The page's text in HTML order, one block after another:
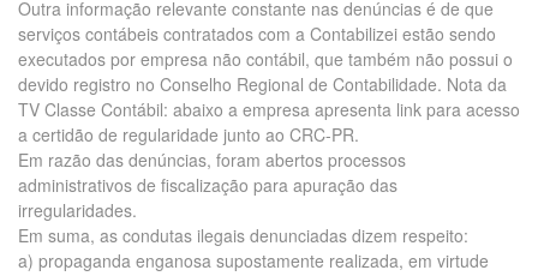
Outra informação relevante constante nas denúncias é de que
serviços contábeis contratados com a Contabilizei estão sendo
executados por empresa não contábil, que também não possui o
devido registro no Conselho Regional de Contabilidade. Nota da
TV Classe Contábil: abaixo a empresa apresenta link para acesso
a certidão de regularidade junto ao CRC-PR.
Em razão das denúncias, foram abertos processos
administrativos de fiscalização para apuração das
irregularidades.
Em suma, as condutas ilegais denunciadas dizem respeito:
a) propaganda enganosa supostamente realizada, em virtude